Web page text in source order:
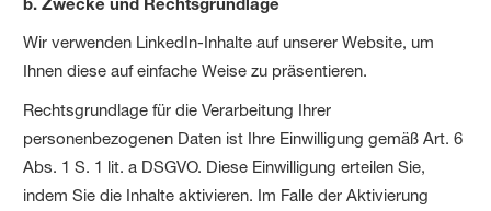
Wir verwenden LinkedIn-Inhalte auf unserer Website, um
Ihnen diese auf einfache Weise zu präsentieren.
Rechtsgrundlage für die Verarbeitung Ihrer
personenbezogenen Daten ist Ihre Einwilligung gemäß Art. 6
Abs. 1 S. 1 lit. a DSGVO. Diese Einwilligung erteilen Sie,
indem Sie die Inhalte aktivieren. Im Falle der Aktivierung